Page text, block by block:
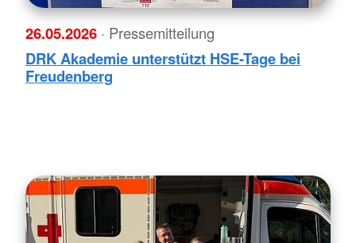
26.05.2026 · Pressemitteilung
DRK Akademie unterstützt HSE-Tage bei
Freudenberg